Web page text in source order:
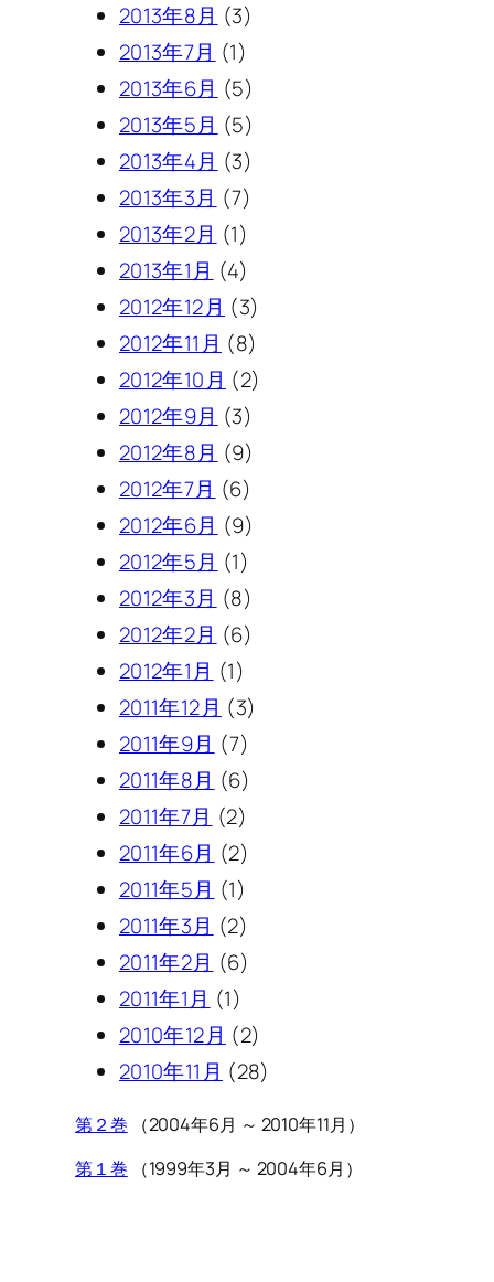
2013年8月 (3)
2013年7月 (1)
2013年6月 (5)
2013年5月 (5)
2013年4月 (3)
2013年3月 (7)
2013年2月 (1)
2013年1月 (4)
2012年12月 (3)
2012年11月 (8)
2012年10月 (2)
2012年9月 (3)
2012年8月 (9)
2012年7月 (6)
2012年6月 (9)
2012年5月 (1)
2012年3月 (8)
2012年2月 (6)
2012年1月 (1)
2011年12月 (3)
2011年9月 (7)
2011年8月 (6)
2011年7月 (2)
2011年6月 (2)
2011年5月 (1)
2011年3月 (2)
2011年2月 (6)
2011年1月 (1)
2010年12月 (2)
2010年11月 (28)
第２巻 （2004年6月 ～ 2010年11月）
第１巻 （1999年3月 ～ 2004年6月）